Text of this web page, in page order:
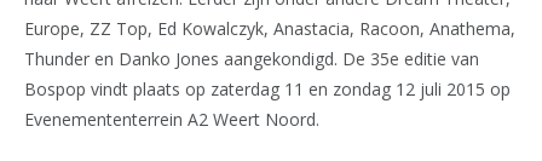
Europe, ZZ Top, Ed Kowalczyk, Anastacia, Racoon, Anathema,
Thunder en Danko Jones aangekondigd. De 35e editie van
Bospop vindt plaats op zaterdag 11 en zondag 12 juli 2015 op
Evenemententerrein A2 Weert Noord.